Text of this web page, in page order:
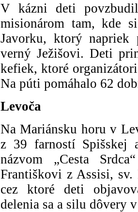
V kázni deti
misionárom tam, kde
Javorku, ktorý napriek
verný Ježišovi. Deti
kefiek, ktoré
Na púti pomáhalo 62
Levoča
Na Mariánsku horu v
z 39 farností Spišskej
názvom „Cesta
Františkovi z Assisi,
cez ktoré deti
delenia sa a silu dôvery